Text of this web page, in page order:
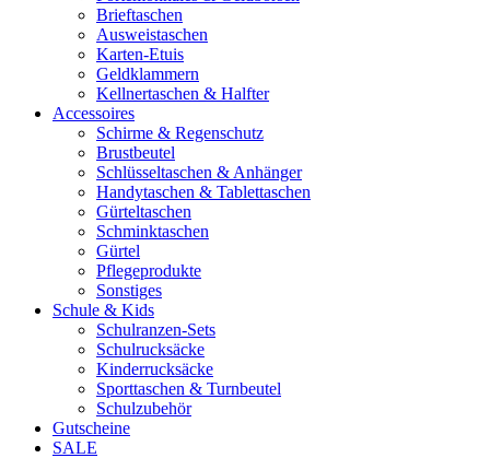
Brieftaschen
Ausweistaschen
Karten-Etuis
Geldklammern
Kellnertaschen & Halfter
Accessoires
Schirme & Regenschutz
Brustbeutel
Schlüsseltaschen & Anhänger
Handytaschen & Tablettaschen
Gürteltaschen
Schminktaschen
Gürtel
Pflegeprodukte
Sonstiges
Schule & Kids
Schulranzen-Sets
Schulrucksäcke
Kinderrucksäcke
Sporttaschen & Turnbeutel
Schulzubehör
Gutscheine
SALE